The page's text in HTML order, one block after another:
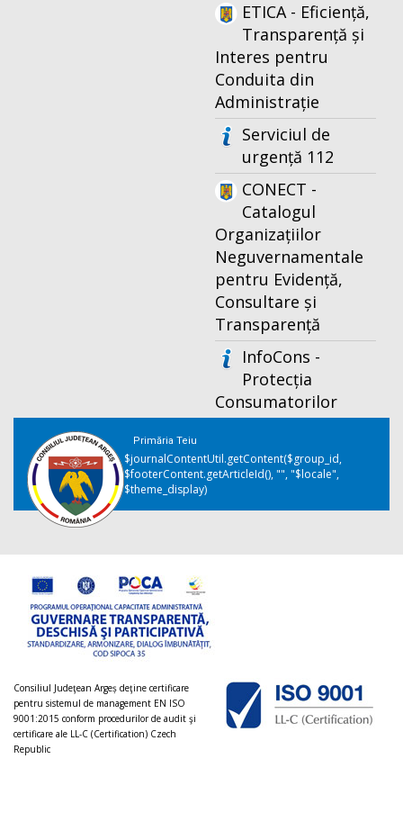
ETICA - Eficiență,
Transparență și
Interes pentru
Conduita din
Administrație
Serviciul de
urgență 112
CONECT -
Catalogul
Organizațiilor
Neguvernamentale
pentru Evidență,
Consultare și
Transparență
InfoCons -
Protecția
Consumatorilor
Primăria Teiu
$journalContentUtil.getContent($group_id,
$footerContent.getArticleId(), "", "$locale",
$theme_display)
Consiliul Judeţean Argeș deţine certificare
pentru sistemul de management EN ISO
9001:2015 conform procedurilor de audit şi
certificare ale LL-C (Certification) Czech
Republic